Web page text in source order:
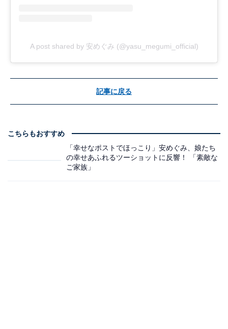
A post shared by 安めぐみ (@yasu_megumi_official)
記事に戻る
こちらもおすすめ
「幸せなポストでほっこり」安めぐみ、娘たち
の幸せあふれるツーショットに反響！ 「素敵な
ご家族」